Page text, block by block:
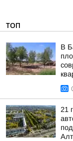
ТОП
В
21